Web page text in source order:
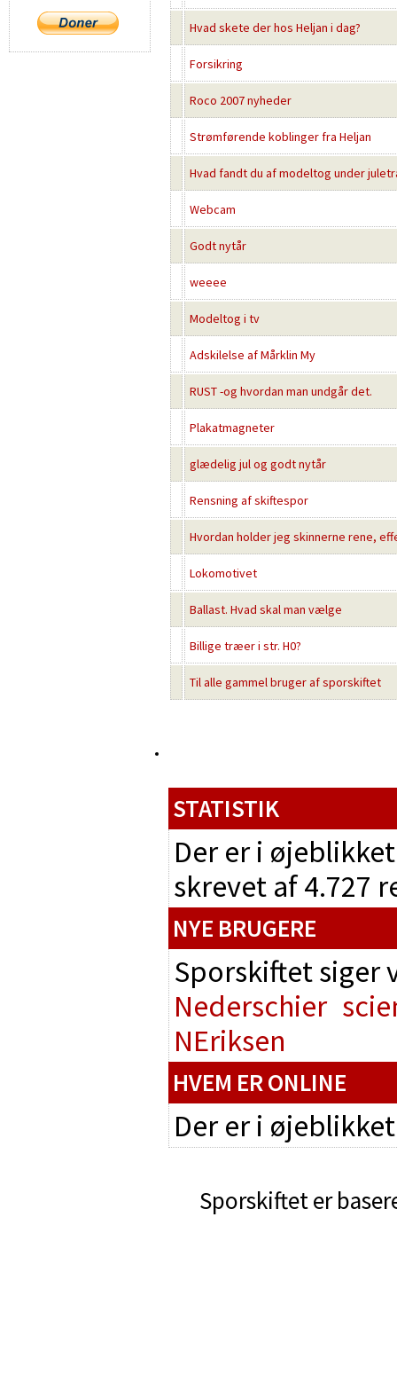
Hvad skete der hos Heljan i dag?
Forsikring
Roco 2007 nyheder
Strømførende koblinger fra Heljan
Hvad fandt du af modeltog under
Webcam
Godt nytår
weeee
Modeltog i tv
Adskilelse af Mårklin My
RUST -og hvordan man undgår det.
Plakatmagneter
glædelig jul og godt nytår
Rensning af skiftespor
Hvordan holder jeg skinnerne rene,
Lokomotivet
Ballast. Hvad skal man vælge
Billige træer i str. H0?
Til alle gammel bruger af sporskiftet
STATISTIK
Der er i
skrevet af 4.727
NYE BRUGERE
Sporskiftet
Nederschier
NEriksen
HVEM ER ONLINE
Der er i
Sporskiftet er